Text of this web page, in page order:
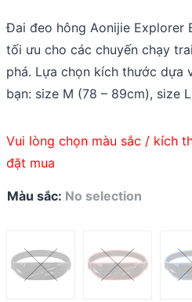
Đai đeo hông Aonijie Explorer
tối ưu cho các chuyến chạy
phá. Lựa chọn kích thước dựa
bạn: size M (78 – 89cm), size
Vui lòng chọn màu sắc / kích
đặt mua
Màu sắc: No selection